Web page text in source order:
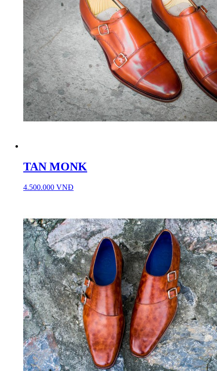
TAN MONK
4.500.000 VNĐ